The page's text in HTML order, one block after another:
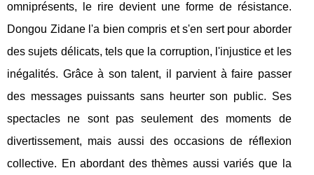
omniprésents, le rire devient une forme de résistance.
Dongou Zidane l'a bien compris et s'en sert pour aborder
des sujets délicats, tels que la corruption, l'injustice et les
inégalités. Grâce à son talent, il parvient à faire passer
des messages puissants sans heurter son public. Ses
spectacles ne sont pas seulement des moments de
divertissement, mais aussi des occasions de réflexion
collective. En abordant des thèmes aussi variés que la